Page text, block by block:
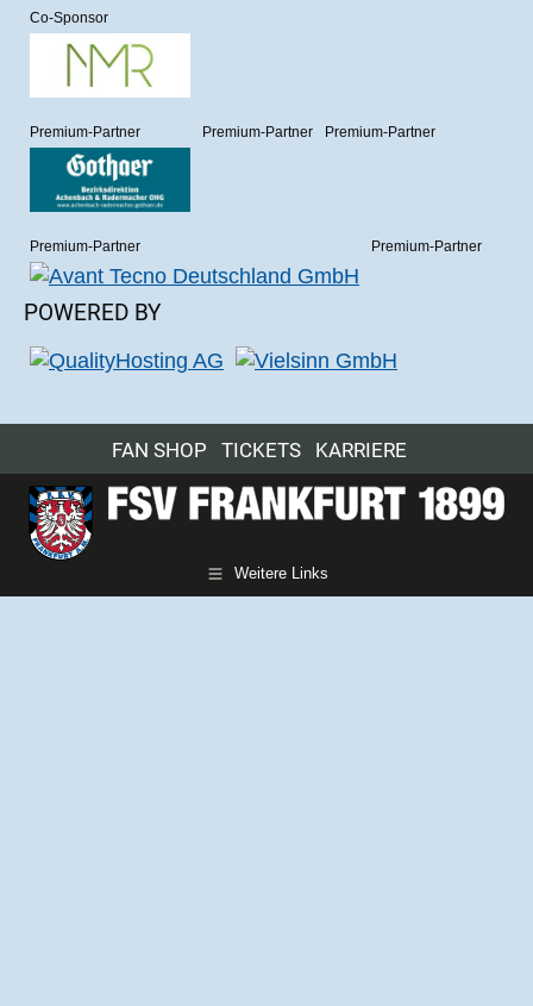
Co-Sponsor
Premium-Partner Premium-Partner Premium-Partner
Premium-Partner Premium-Partner
POWERED BY
FAN SHOP TICKETS KARRIERE
Weitere Links